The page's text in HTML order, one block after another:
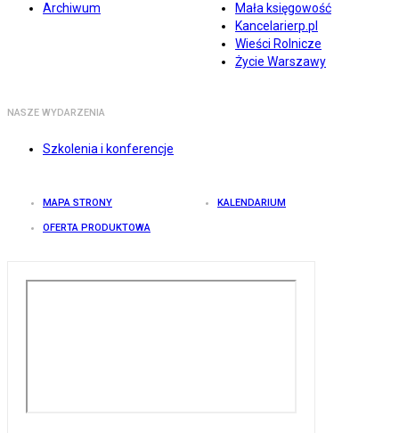
Archiwum
Mała księgowość
Kancelarierp.pl
Wieści Rolnicze
Życie Warszawy
NASZE WYDARZENIA
Szkolenia i konferencje
MAPA STRONY KALENDARIUM
OFERTA PRODUKTOWA